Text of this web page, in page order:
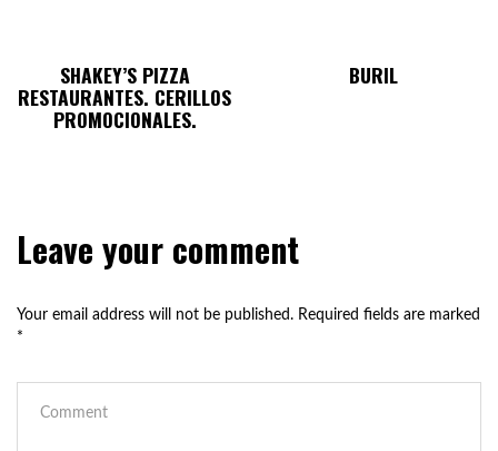
SHAKEY’S PIZZA
RESTAURANTES. CERILLOS
PROMOCIONALES.
BURIL
Leave your comment
Your email address will not be published. Required fields are marked
*